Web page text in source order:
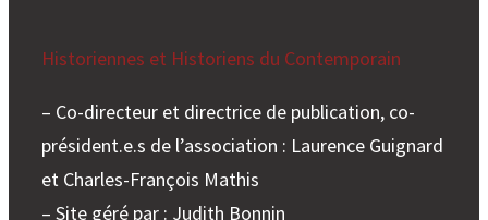
Historiennes et Historiens du Contemporain
– Co-directeur et directrice de publication, co-
président.e.s de l’association : Laurence Guignard
et Charles-François Mathis
– Site géré par : Judith Bonnin